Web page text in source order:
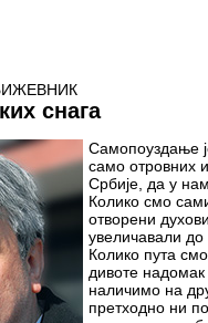
снага
Самопоуздање
само отровних
Србије, да у
Колико смо
отворени
увеличавали
Колико пута
дивоте
наличимо на
претходно ни